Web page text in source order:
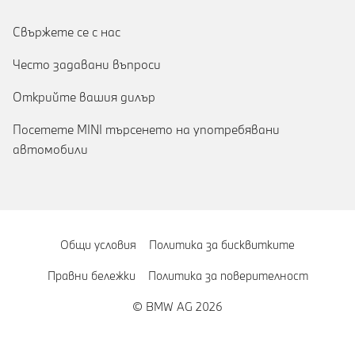
Cвържете се с нас
Често задавани въпроси
Открийте вашия дилър
Посетете MINI търсенето на употребявани
автомобили
Общи условия Политика за бисквитките
Правни бележки Политика за поверителност
© BMW AG 2026